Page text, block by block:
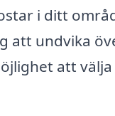
i ditt
att undvika
att